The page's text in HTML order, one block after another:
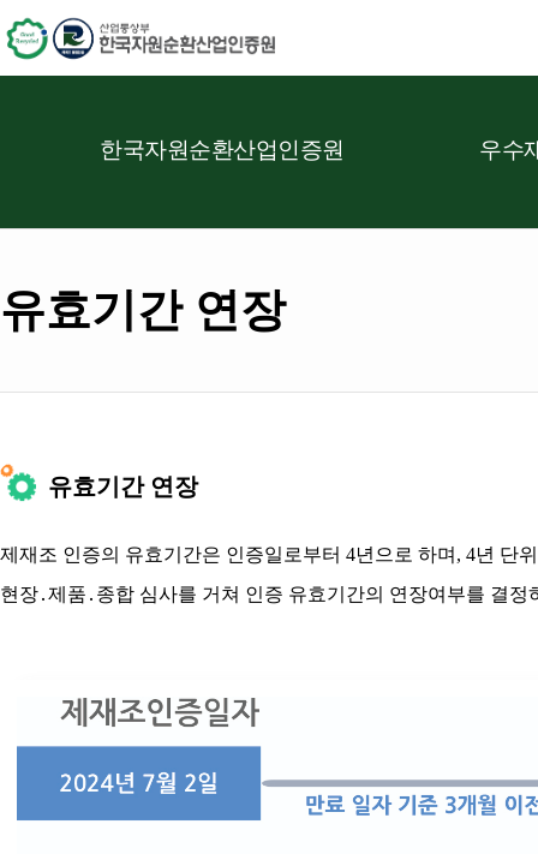
한국자원순환산업인증원 우수
유효기간 연장
유효기간 연장
제재조 인증의 유효기간은 인증일로부터 4년으로 하며, 4년 단
현장․제품․종합 심사를 거쳐 인증 유효기간의 연장여부를 결정